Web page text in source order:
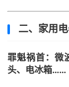
二、家用
罪魁祸首：微
头、电冰箱……